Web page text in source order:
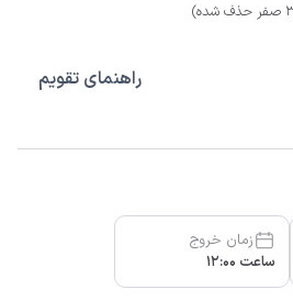
راهنمای تقویم
زمان خروج
ساعت 12:00